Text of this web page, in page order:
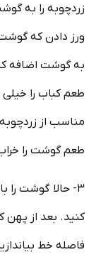
زردچوبه را به
ورز دادن که
به گوشت اضافه
طعم کباب را
مناسب از
طعم گوشت را
۳- حالا گوشت
کنید. بعد از
فاصله خط